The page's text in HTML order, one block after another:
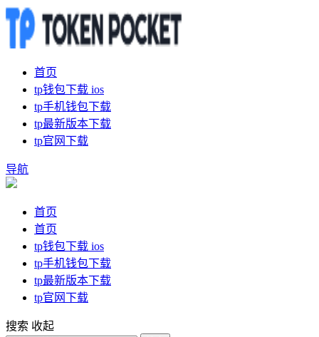
首页
tp钱包下载 ios
tp手机钱包下载
tp最新版本下载
tp官网下载
导航
首页
首页
tp钱包下载 ios
tp手机钱包下载
tp最新版本下载
tp官网下载
搜索 收起